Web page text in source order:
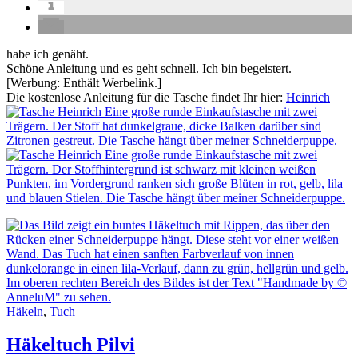
habe ich genäht.
Schöne Anleitung und es geht schnell. Ich bin begeistert.
[Werbung: Enthält Werbelink.]
Die kostenlose Anleitung für die Tasche findet Ihr hier: Heinrich
Häkeln, Tuch
Häkeltuch Pilvi